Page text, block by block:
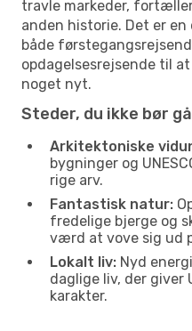
travle markeder,
anden historie. Det er
både
opdagelsesrejsende til
noget nyt.
Steder, du ikke bør
Arkitektoniske
bygninger og
rige arv.
Fantastisk natur:
fredelige bjerge og
værd at vove sig ud
Lokalt liv: Nyd
daglige liv, der giver
karakter.